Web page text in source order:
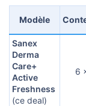
Modèle
Sanex
Derma
Care+
Active
Freshness
(ce deal)
6